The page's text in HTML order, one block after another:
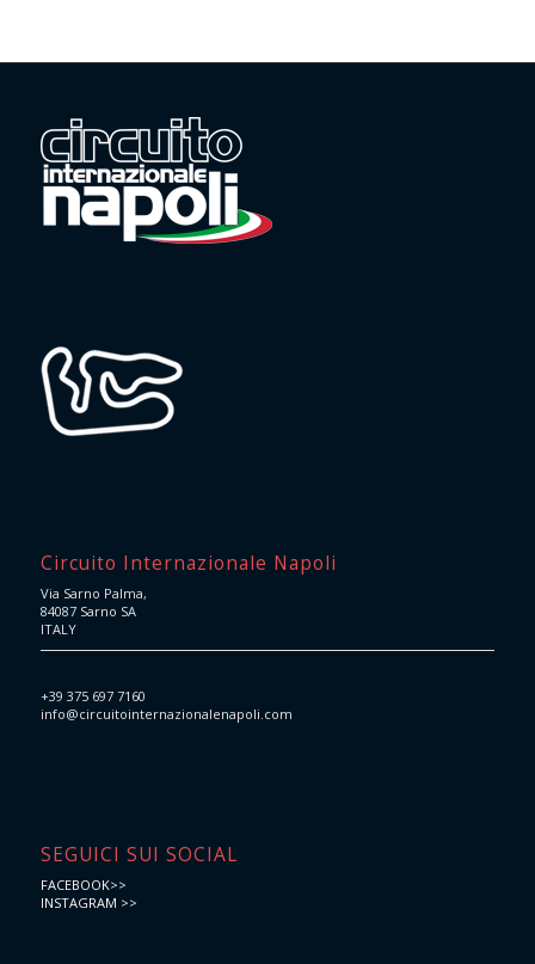
Circuito Internazionale Napoli
Via Sarno Palma,
84087 Sarno SA
ITALY
+39 375 697 7160
info@circuitointernazionalenapoli.com
SEGUICI SUI SOCIAL
FACEBOOK>>
INSTAGRAM >>